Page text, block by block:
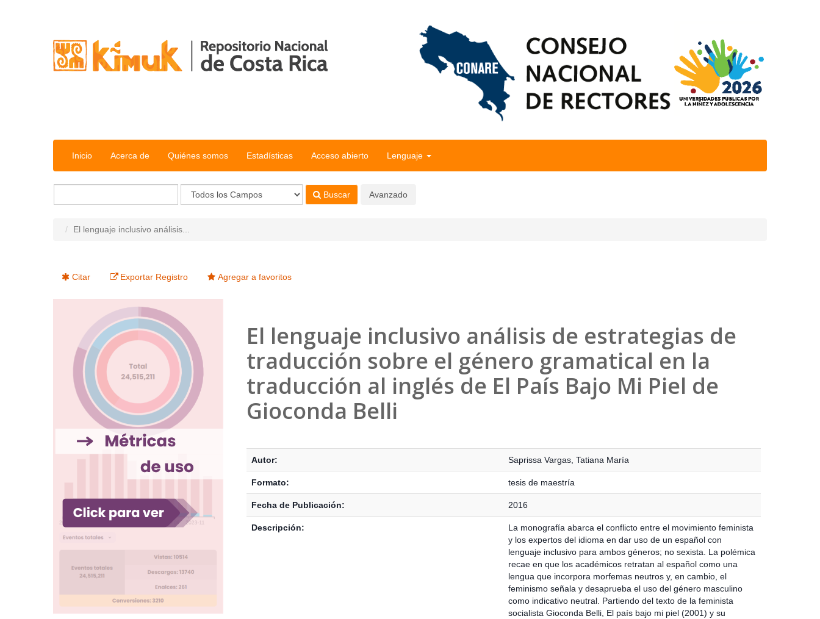
Inicio Acerca de Quiénes somos Estadísticas Acceso abierto Lenguaje
Buscar Avanzado
El lenguaje inclusivo análisis...
Citar Exportar Registro Agregar a favoritos
El lenguaje inclusivo análisis de estrategias de
traducción sobre el género gramatical en la
traducción al inglés de El País Bajo Mi Piel de
Gioconda Belli
Autor: Saprissa Vargas, Tatiana María
Formato: tesis de maestría
Fecha de Publicación: 2016
Descripción:
La monografía abarca el conflicto entre el movimiento feminista
y los expertos del idioma en dar uso de un español con
lenguaje inclusivo para ambos géneros; no sexista. La polémica
recae en que los académicos retratan al español como una
lengua que incorpora morfemas neutros y, en cambio, el
feminismo señala y desaprueba el uso del género masculino
como indicativo neutral. Partiendo del texto de la feminista
socialista Gioconda Belli, El país bajo mi piel (2001) y su